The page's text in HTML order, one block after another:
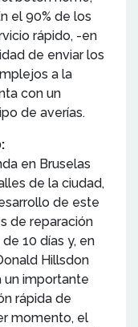
el 90% de los
rápido, -en
de enviar los
a la
con un
de averías.
en Bruselas
de la ciudad,
de este
de reparación
10 días y, en
Hillsdon
un importante
rápida de
momento, el